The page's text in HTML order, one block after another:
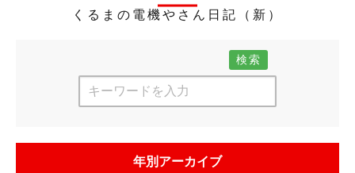
くるまの電機やさん日記（新）
検索
年別アーカイブ